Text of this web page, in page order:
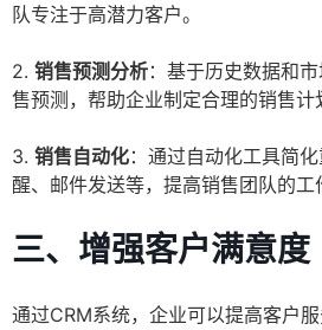
队专注于高潜力客户。
2. 销售预测分析：基于历史数据和
售预测，帮助企业制定合理的销售计
3. 销售自动化：通过自动化工具简
醒、邮件发送等，提高销售团队的工
三、增强客户满意度
通过CRM系统，企业可以提高客户